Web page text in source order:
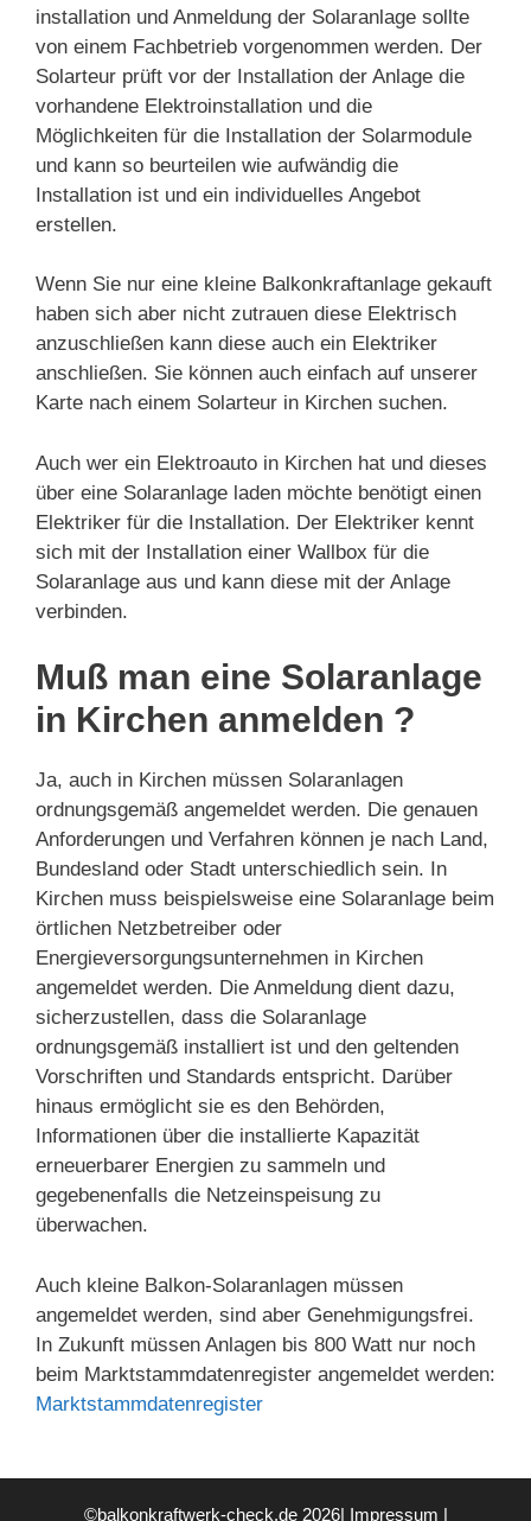
installation und Anmeldung der Solaranlage sollte
von einem Fachbetrieb vorgenommen werden. Der
Solarteur prüft vor der Installation der Anlage die
vorhandene Elektroinstallation und die
Möglichkeiten für die Installation der Solarmodule
und kann so beurteilen wie aufwändig die
Installation ist und ein individuelles Angebot
erstellen.
Wenn Sie nur eine kleine Balkonkraftanlage gekauft
haben sich aber nicht zutrauen diese Elektrisch
anzuschließen kann diese auch ein Elektriker
anschließen. Sie können auch einfach auf unserer
Karte nach einem Solarteur in Kirchen suchen.
Auch wer ein Elektroauto in Kirchen hat und dieses
über eine Solaranlage laden möchte benötigt einen
Elektriker für die Installation. Der Elektriker kennt
sich mit der Installation einer Wallbox für die
Solaranlage aus und kann diese mit der Anlage
verbinden.
Muß man eine Solaranlage
in Kirchen anmelden ?
Ja, auch in Kirchen müssen Solaranlagen
ordnungsgemäß angemeldet werden. Die genauen
Anforderungen und Verfahren können je nach Land,
Bundesland oder Stadt unterschiedlich sein. In
Kirchen muss beispielsweise eine Solaranlage beim
örtlichen Netzbetreiber oder
Energieversorgungsunternehmen in Kirchen
angemeldet werden. Die Anmeldung dient dazu,
sicherzustellen, dass die Solaranlage
ordnungsgemäß installiert ist und den geltenden
Vorschriften und Standards entspricht. Darüber
hinaus ermöglicht sie es den Behörden,
Informationen über die installierte Kapazität
erneuerbarer Energien zu sammeln und
gegebenenfalls die Netzeinspeisung zu
überwachen.
Auch kleine Balkon-Solaranlagen müssen
angemeldet werden, sind aber Genehmigungsfrei.
In Zukunft müssen Anlagen bis 800 Watt nur noch
beim Marktstammdatenregister angemeldet werden:
Marktstammdatenregister
©balkonkraftwerk-check.de 2026| Impressum |